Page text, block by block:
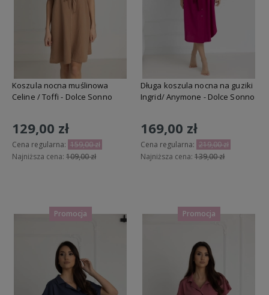
Koszula nocna muślinowa
Celine / Toffi - Dolce Sonno
129,00 zł
Cena regularna: 159,00 zł
Najniższa cena: 109,00 zł
Długa koszula nocna na guziki
Ingrid/ Anymone - Dolce Sonno
169,00 zł
Cena regularna: 219,00 zł
Najniższa cena: 139,00 zł
Promocja Promocja